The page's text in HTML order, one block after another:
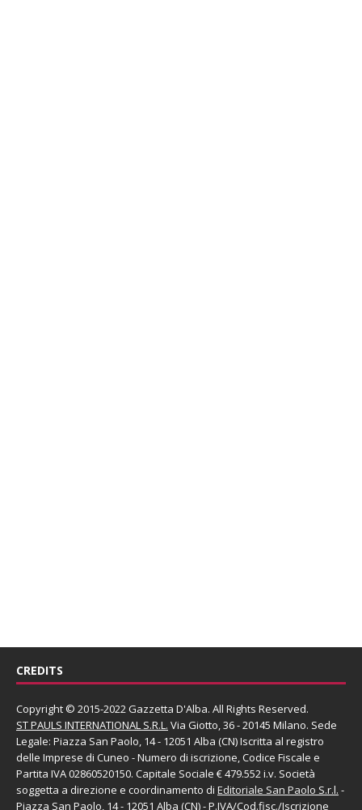
CREDITS
Copyright © 2015-2022 Gazzetta D'Alba. All Rights Reserved.
ST PAULS INTERNATIONAL S.R.L. Via Giotto, 36 - 20145 Milano. Sede
Legale: Piazza San Paolo, 14 - 12051 Alba (CN) Iscritta al registro
delle Imprese di Cuneo - Numero di iscrizione, Codice Fiscale e
Partita IVA 02860520150. Capitale Sociale € 479.552 i.v. Società
soggetta a direzione e coordinamento di Editoriale San Paolo S.r.l. -
Piazza San Paolo, 14 - 12051 Alba (CN) - P.IVA/Cod.fisc./Iscrizione